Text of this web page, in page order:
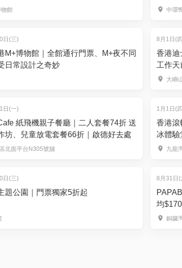
館 中環
日(三)
M+博物館｜全館通行門票、M+夜不同
日常設計之奇妙
8月1日(
香港迪
工作天
大嶼
日(一)
紙飛機親子餐廳｜二人套餐74折 送
坊、兒童放電套餐66折｜啟德好去處
北面平台N305號舖
1月1日(
香港滾
冰體
呎全九龍
日(三)
題公園｜門票獨家5折起
8月31日(
均
然食銅鑼